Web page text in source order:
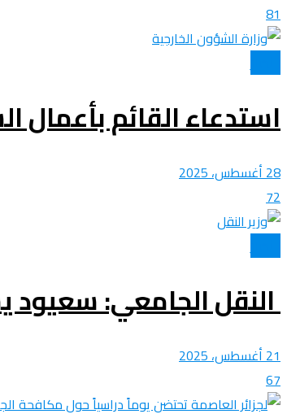
81
استدعاء القائم بأعمال
28 أغسطس، 2025
72
النقل الجامعي: سعيود
21 أغسطس، 2025
67